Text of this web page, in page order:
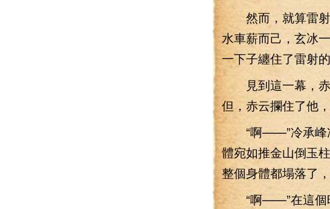
然而，就算雷射
水車薪而己，玄冰
一下子纏住了雷射的
見到這一幕，赤
但，赤云攔住了他
“啊——”冷承峰凄
體宛如推金山倒玉
整個身體都塌落了
“啊——”在這個時